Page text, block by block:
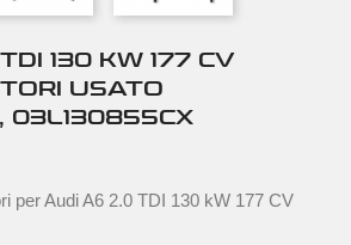
130 KW 177 CV
USATO
03L130855CX
per Audi A6 2.0 TDI 130 kW 177 CV